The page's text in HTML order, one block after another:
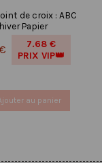
de croix : ABC
hiver Papier
7.68 €
PRIX VIP👑
au panier